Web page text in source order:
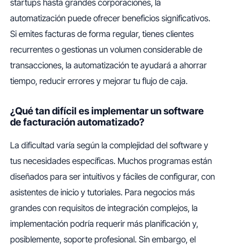
startups hasta grandes corporaciones, la
automatización puede ofrecer beneficios significativos.
Si emites facturas de forma regular, tienes clientes
recurrentes o gestionas un volumen considerable de
transacciones, la automatización te ayudará a ahorrar
tiempo, reducir errores y mejorar tu flujo de caja.
¿Qué tan difícil es implementar un software
de facturación automatizado?
La dificultad varía según la complejidad del software y
tus necesidades específicas. Muchos programas están
diseñados para ser intuitivos y fáciles de configurar, con
asistentes de inicio y tutoriales. Para negocios más
grandes con requisitos de integración complejos, la
implementación podría requerir más planificación y,
posiblemente, soporte profesional. Sin embargo, el